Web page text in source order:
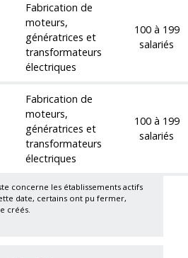
Fabrication de
moteurs,
génératrices et
transformateurs
électriques
100 à 199
salariés
Fabrication de
moteurs,
génératrices et
transformateurs
électriques
100 à 199
salariés
concerne les établissements actifs
date, certains ont pu fermer,
créés.